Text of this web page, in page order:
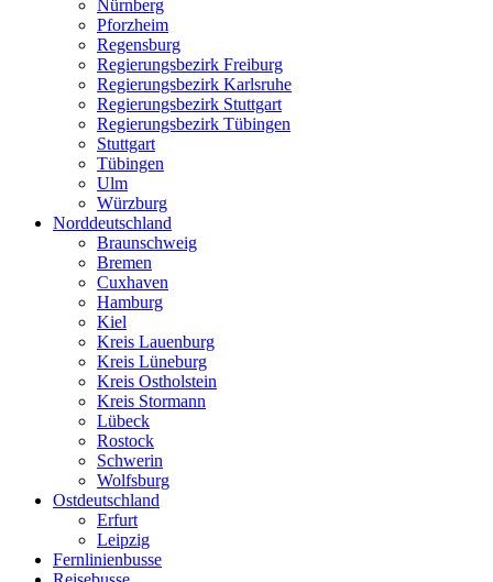
Nürnberg
Pforzheim
Regensburg
Regierungsbezirk Freiburg
Regierungsbezirk Karlsruhe
Regierungsbezirk Stuttgart
Regierungsbezirk Tübingen
Stuttgart
Tübingen
Ulm
Würzburg
Norddeutschland
Braunschweig
Bremen
Cuxhaven
Hamburg
Kiel
Kreis Lauenburg
Kreis Lüneburg
Kreis Ostholstein
Kreis Stormann
Lübeck
Rostock
Schwerin
Wolfsburg
Ostdeutschland
Erfurt
Leipzig
Fernlinienbusse